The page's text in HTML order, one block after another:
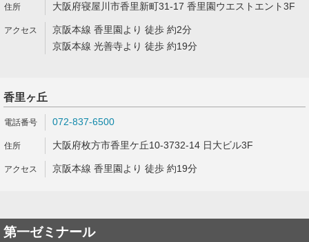
大阪府寝屋川市香里新町31-17 香里園ウエストエント3F
京阪本線 香里園より 徒歩 約2分
京阪本線 光善寺より 徒歩 約19分
香里ヶ丘
072-837-6500
大阪府枚方市香里ケ丘10-3732-14 日大ビル3F
京阪本線 香里園より 徒歩 約19分
第一ゼミナール